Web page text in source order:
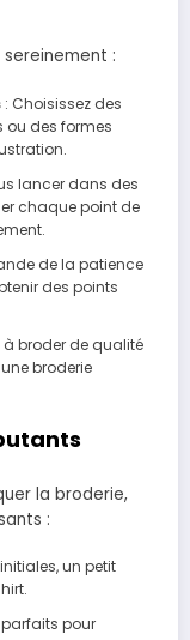
:
: Choisissez des
ou des formes
lancer dans des
chaque point de
de la patience
des points
à broder de qualité
broderie
la broderie,
:
un petit
pour